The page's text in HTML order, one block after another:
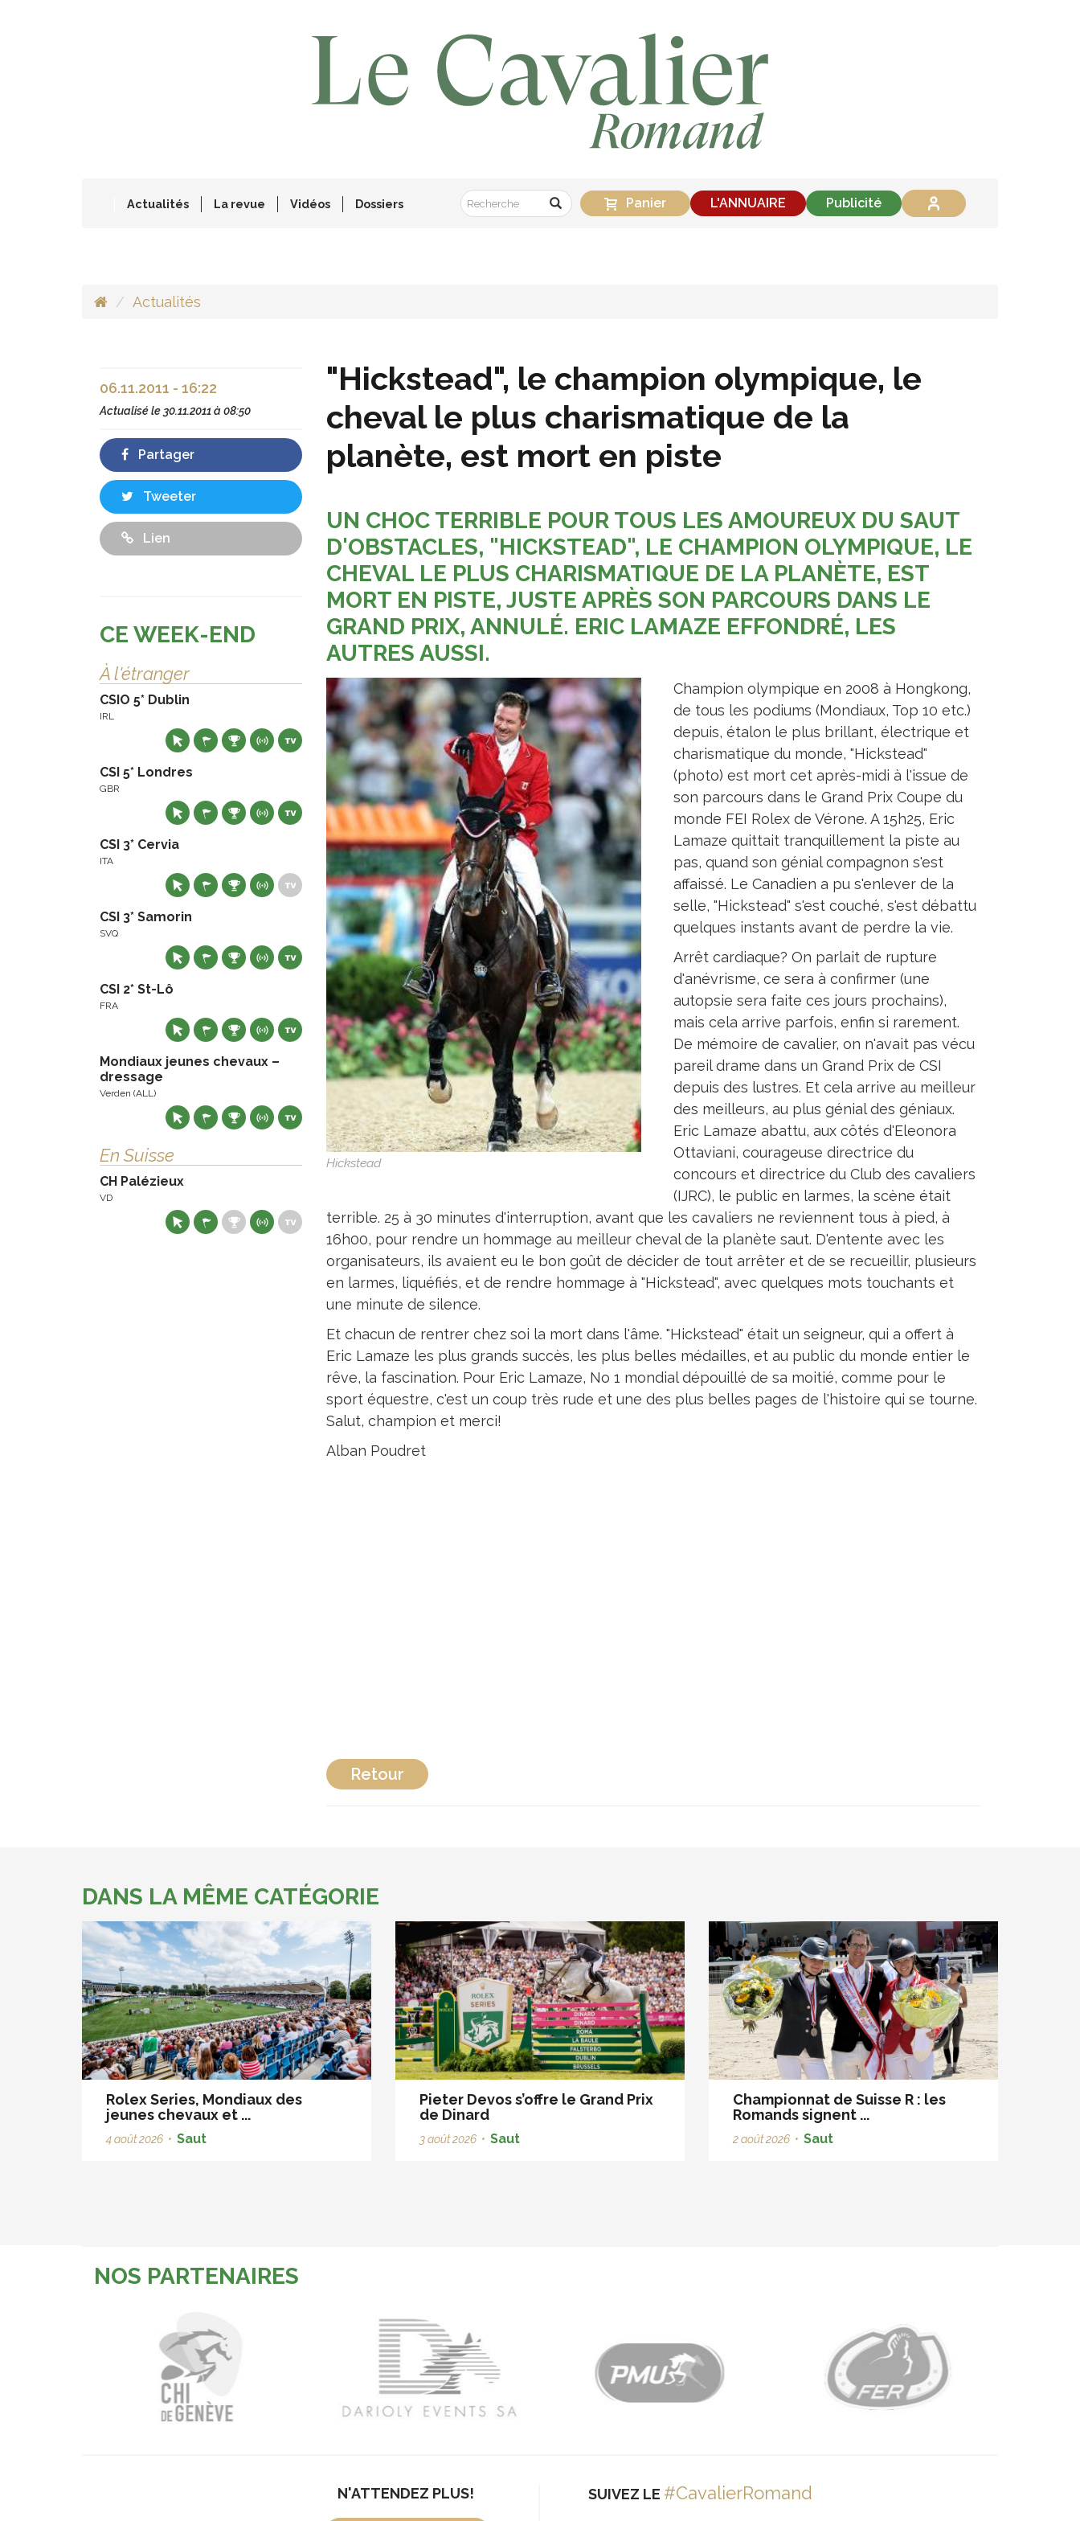
Actualités La revue Vidéos Dossiers Panier L'ANNUAIRE Publicité
Actualités
"Hickstead", le champion olympique, le
cheval le plus charismatique de la
planète, est mort en piste
UN CHOC TERRIBLE POUR TOUS LES AMOUREUX DU SAUT
D'OBSTACLES, "HICKSTEAD", LE CHAMPION OLYMPIQUE, LE
CHEVAL LE PLUS CHARISMATIQUE DE LA PLANÈTE, EST
MORT EN PISTE, JUSTE APRÈS SON PARCOURS DANS LE
GRAND PRIX, ANNULÉ. ERIC LAMAZE EFFONDRÉ, LES
AUTRES AUSSI.
Hickstead
Champion olympique en 2008 à Hongkong,
de tous les podiums (Mondiaux, Top 10 etc.)
depuis, étalon le plus brillant, électrique et
charismatique du monde, "Hickstead"
(photo) est mort cet après-midi à l'issue de
son parcours dans le Grand Prix Coupe du
monde FEI Rolex de Vérone. A 15h25, Eric
Lamaze quittait tranquillement la piste au
pas, quand son génial compagnon s'est
affaissé. Le Canadien a pu s'enlever de la
selle, "Hickstead" s'est couché, s'est débattu
quelques instants avant de perdre la vie.
Arrêt cardiaque? On parlait de rupture
d'anévrisme, ce sera à confirmer (une
autopsie sera faite ces jours prochains),
mais cela arrive parfois, enfin si rarement.
De mémoire de cavalier, on n'avait pas vécu
pareil drame dans un Grand Prix de CSI
depuis des lustres. Et cela arrive au meilleur
des meilleurs, au plus génial des géniaux.
Eric Lamaze abattu, aux côtés d'Eleonora
Ottaviani, courageuse directrice du
concours et directrice du Club des cavaliers
(IJRC), le public en larmes, la scène était
terrible. 25 à 30 minutes d'interruption, avant que les cavaliers ne reviennent tous à pied, à
16h00, pour rendre un hommage au meilleur cheval de la planète saut. D'entente avec les
organisateurs, ils avaient eu le bon goût de décider de tout arrêter et de se recueillir, plusieurs
en larmes, liquéfiés, et de rendre hommage à "Hickstead", avec quelques mots touchants et
une minute de silence.
Et chacun de rentrer chez soi la mort dans l'âme. "Hickstead" était un seigneur, qui a offert à
Eric Lamaze les plus grands succès, les plus belles médailles, et au public du monde entier le
rêve, la fascination. Pour Eric Lamaze, No 1 mondial dépouillé de sa moitié, comme pour le
sport équestre, c'est un coup très rude et une des plus belles pages de l'histoire qui se tourne.
Salut, champion et merci!
Alban Poudret
Retour
06.11.2011 - 16:22
Actualisé le 30.11.2011 à 08:50
Partager
Tweeter
Lien
CE WEEK-END
À l'étranger
CSIO 5* Dublin
IRL
CSI 5* Londres
GBR
CSI 3* Cervia
ITA
CSI 3* Samorin
SVQ
CSI 2* St-Lô
FRA
Mondiaux jeunes chevaux –
dressage
Verden (ALL)
En Suisse
CH Palézieux
VD
DANS LA MÊME CATÉGORIE
Rolex Series, Mondiaux des
jeunes chevaux et ...
4 août 2026 • Saut
Pieter Devos s’offre le Grand Prix
de Dinard
3 août 2026 • Saut
Championnat de Suisse R : les
Romands signent ...
2 août 2026 • Saut
NOS PARTENAIRES
N'ATTENDEZ PLUS! SUIVEZ LE #CavalierRomand